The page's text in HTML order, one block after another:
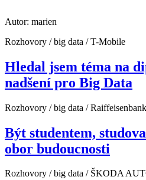
Autor: marien
Rozhovory / big data / T-Mobile
Hledal jsem téma na
nadšení pro Big Data
Rozhovory / big data / Raiffeisenbank
Být studentem,
obor budoucnosti
Rozhovory / big data / ŠKODA